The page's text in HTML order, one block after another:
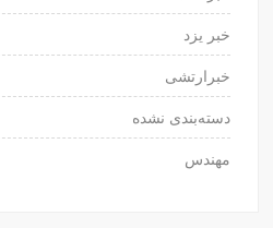
خبر یزد
خبرارتشی
دسته‌بندی نشده
مهندس